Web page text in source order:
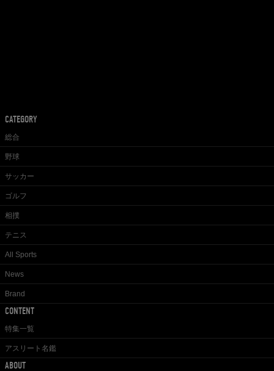
CATEGORY
総合
野球
サッカー
ゴルフ
相撲
テニス
All Sports
News
Brand
CONTENT
特集一覧
アスリート名鑑
ABOUT